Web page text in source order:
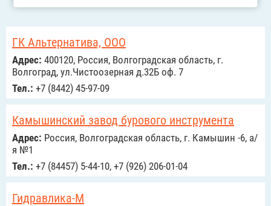
ГК Альтернатива, ООО
Адрес: 400120, Россия, Волгоградская область, г.
Волгоград, ул.Чистоозерная д.32Б оф. 7
Тел.: +7 (8442) 45-97-09
Камышинский завод бурового инструмента
Адрес: Россия, Волгоградская область, г. Камышин -6, а/
я №1
Тел.: +7 (84457) 5-44-10, +7 (926) 206-01-04
Гидравлика-М